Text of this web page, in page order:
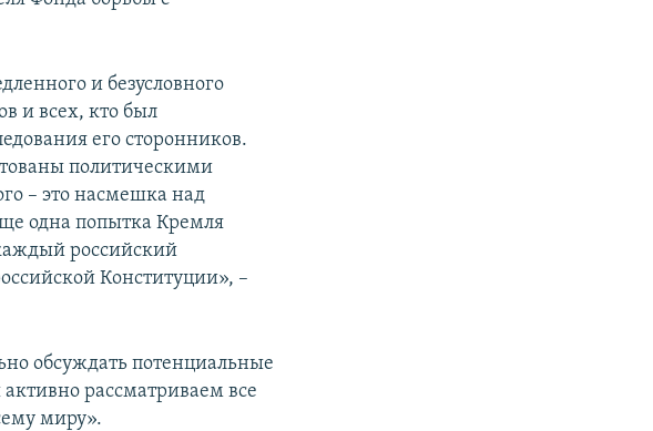
и безусловного
и всех, кто был
его сторонников.
политическими
– это насмешка над
одна попытка Кремля
российский
Конституции», –
обсуждать потенциальные
рассматриваем все
миру».